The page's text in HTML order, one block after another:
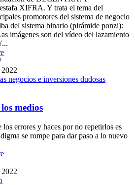
XIFRA. Y trata el tema del
promotores del sistema de negocio
del sistema binario (pirámide ponzi):
imágenes son del vídeo del lazamiento
negocios e inversiones dudosas
medios
los errores y haces por no repetirlos es
se rompe para dar paso a lo nuevo